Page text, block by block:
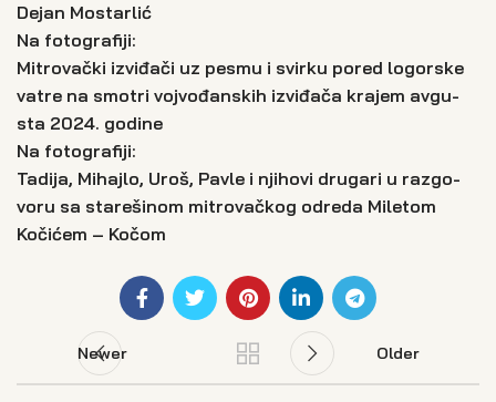
Dejan Mostarlić
Na foto­gra­fi­ji:
Mitro­vač­ki izvi­đa­či uz pesmu i svi­r­ku pored logor­ske
vatre na smo­tri voj­vo­đan­skih izvi­đa­ča kra­jem avgu­
sta 2024. godi­ne
Na foto­gra­fi­ji:
Tadi­ja, Mihaj­lo, Uroš, Pavle i njiho­vi dru­ga­ri u raz­go­
vo­ru sa sta­re­ši­nom mitr­o­vač­kog odre­da Mile­tom
Koči­ćem – Kočom
Newer Older